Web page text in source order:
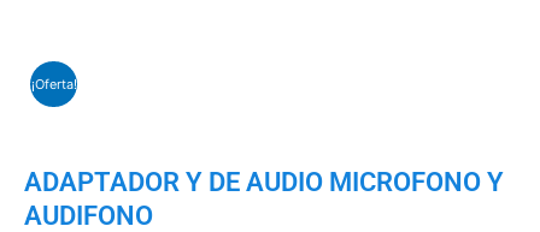
¡Oferta!
ADAPTADOR Y DE AUDIO MICROFONO Y
AUDIFONO